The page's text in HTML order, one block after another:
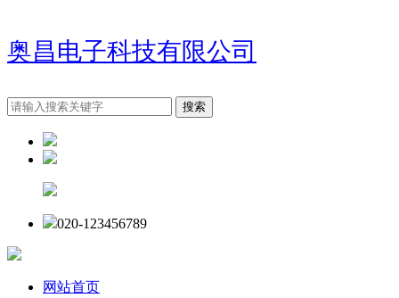
奥昌电子科技有限公司
020-123456789
网站首页